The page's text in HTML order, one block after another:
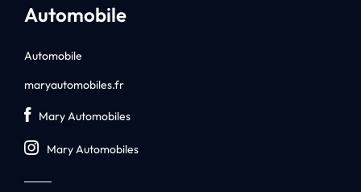
Automobile
Automobile
maryautomobiles.fr
Mary Automobiles
Mary Automobiles